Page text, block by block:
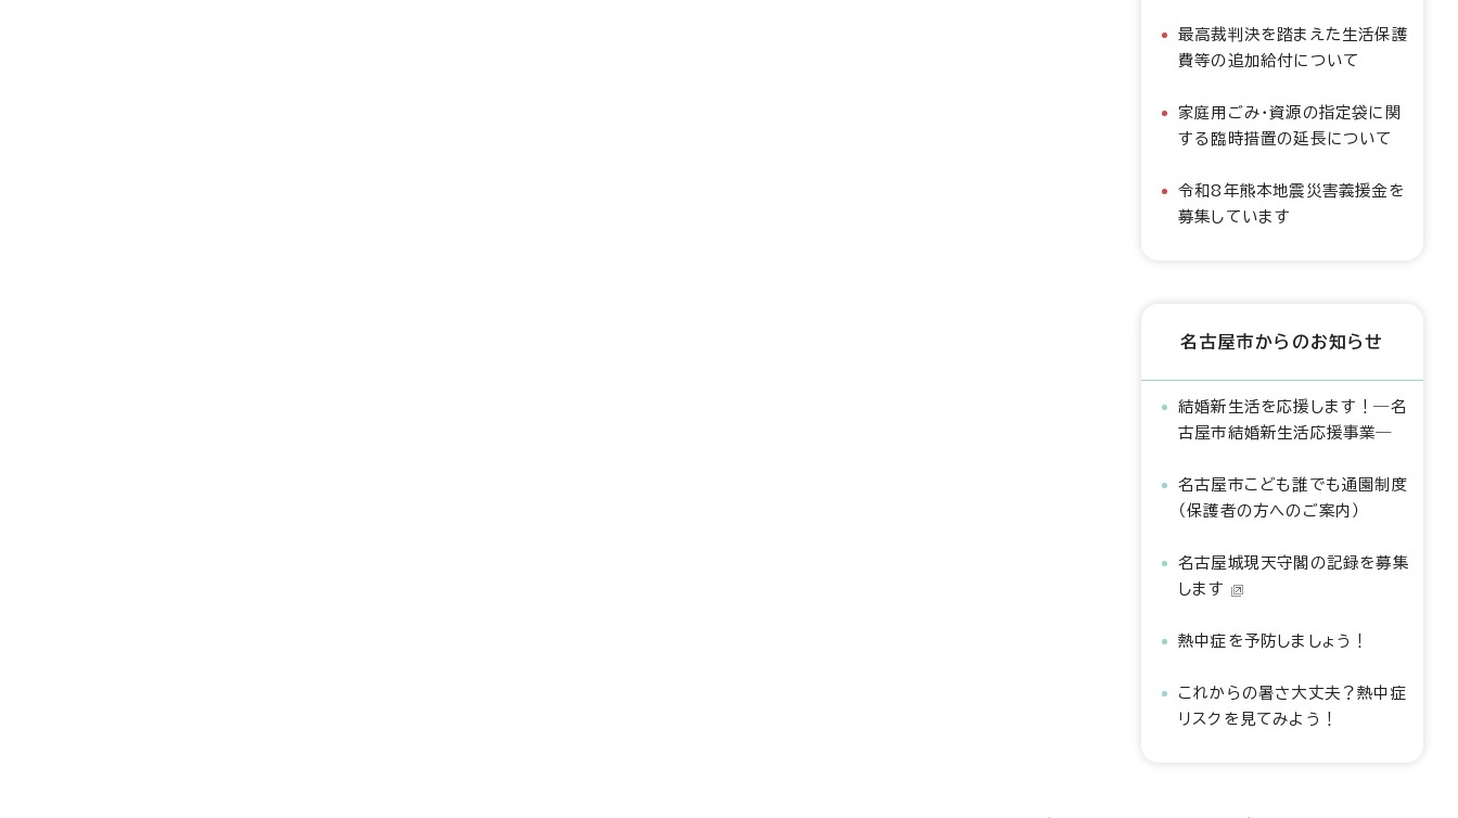
最高裁判決を踏まえた生活保護
費等の追加給付について
家庭用ごみ・資源の指定袋に関
する臨時措置の延長について
令和8年熊本地震災害義援金を
募集しています
名古屋市からのお知らせ
結婚新生活を応援します！―名
古屋市結婚新生活応援事業―
名古屋市こども誰でも通園制度
（保護者の方へのご案内）
名古屋城現天守閣の記録を募集
します
熱中症を予防しましょう！
これからの暑さ大丈夫？熱中症
リスクを見てみよう！